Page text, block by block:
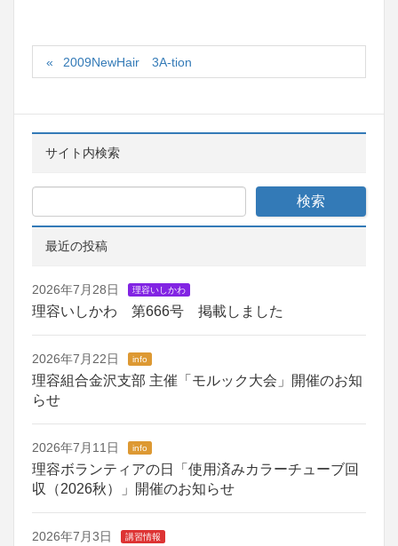
2009NewHair 3A-tion
サイト内検索
最近の投稿
2026年7月28日 理容いしかわ
理容いしかわ 第666号 掲載しました
2026年7月22日 info
理容組合金沢支部 主催「モルック大会」開催のお知
らせ
2026年7月11日 info
理容ボランティアの日「使用済みカラーチューブ回
収（2026秋）」開催のお知らせ
2026年7月3日 講習情報